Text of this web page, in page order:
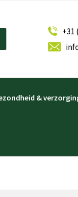
+31
&